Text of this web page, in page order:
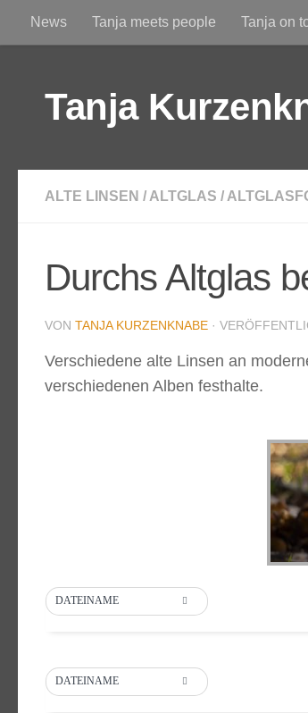
Zum Inhalt springen
News Tanja meets people Tanja on
Tanja
ALTE LINSEN / ALTGLAS /
Durchs Altglas
VON TANJA KURZENKNABE ·
Verschiedene alte Linsen an
verschiedenen Alben festhalte.
DATEINAME
DATEINAME